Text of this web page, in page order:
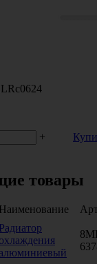
+
товары
Наименование
Радиатор
охлаждения
алюминиевый